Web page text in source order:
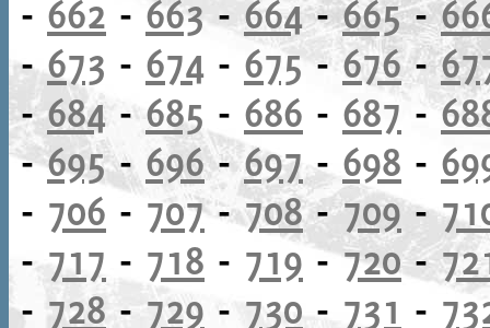
- 662 - 663-664-665-
-673 - 674 - 675-676-
-684-685 - 686 - 687 -
-695- 696-697- 698 -
- 706 - 707-708-709-
-717 - 718 - 719-720-
- 728 -729 - 730 - 731 -